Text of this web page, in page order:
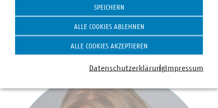
Weiterentwicklung der EEW einsetzen.
Ansprechpartner
SPEICHERN
ALLE COOKIES ABLEHNEN
ALLE COOKIES AKZEPTIEREN
DatenschutzerklärungImpressum